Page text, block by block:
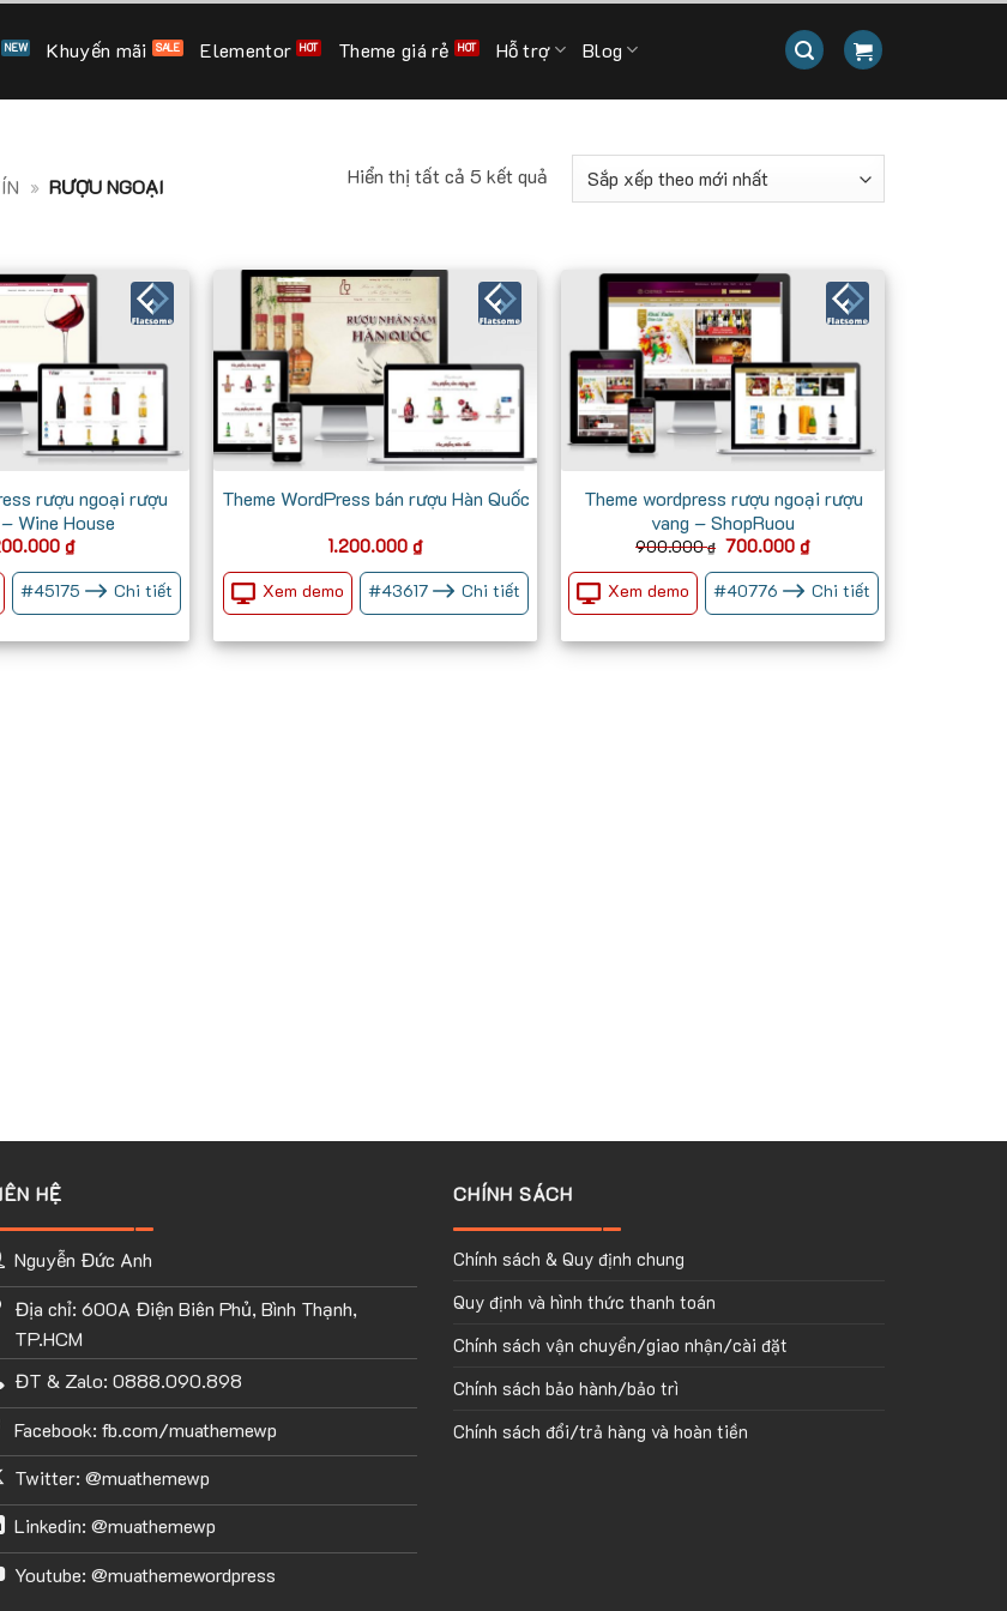
Khuyến mãi Elementor Theme giá rẻ Hỗ trợ Blog
» RƯỢU NGOẠI
Hiển thị tất cả 5 kết quả
sắp
rượu ngoại rượu
Wine House
₫
#45175 Chi tiết
Theme WordPress bán rượu Hàn Quốc
1.200.000 ₫
Xem demo
#43617 Chi tiết
Theme wordpress rượu ngoại rượu
vang – ShopRuou
900.000₫ Giá
là:
900.000 ₫.
700.000 ₫Giá
hiện
tại
là:
700.000 ₫.
Xem demo #40776 Chi tiết
HỆ
Nguyễn Đức Anh
Địa chỉ: 600A Điện Biên Phủ, Bình Thạnh,
TP.HCM
ĐT & Zalo: 0888.090.898
Facebook: fb.com/muathemewp
Twitter: @muathemewp
Linkedin: @muathemewp
Youtube: @muathemewordpress
CHÍNH SÁCH
Chính sách & Quy định chung
Quy định và hình thức thanh toán
Chính sách vận chuyển/giao nhận/cài đặt
Chính sách bảo hành/bảo trì
Chính sách đổi/trả hàng và hoàn tiền